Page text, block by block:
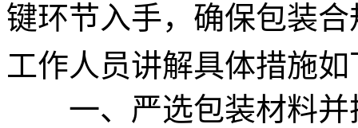
键环节入手，确保包装合
工作人员讲解具体措施如
一、严选包装材料并